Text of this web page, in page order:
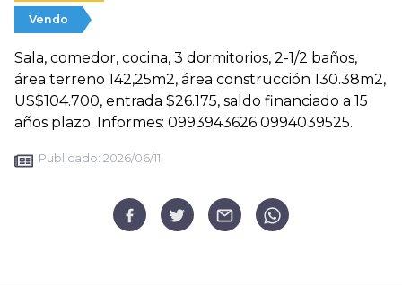
Vendo
Sala, comedor, cocina, 3 dormitorios, 2-1/2 baños,
área terreno 142,25m2, área construcción 130.38m2,
US$104.700, entrada $26.175, saldo financiado a 15
años plazo. Informes: 0993943626 0994039525.
Publicado: 2026/06/11